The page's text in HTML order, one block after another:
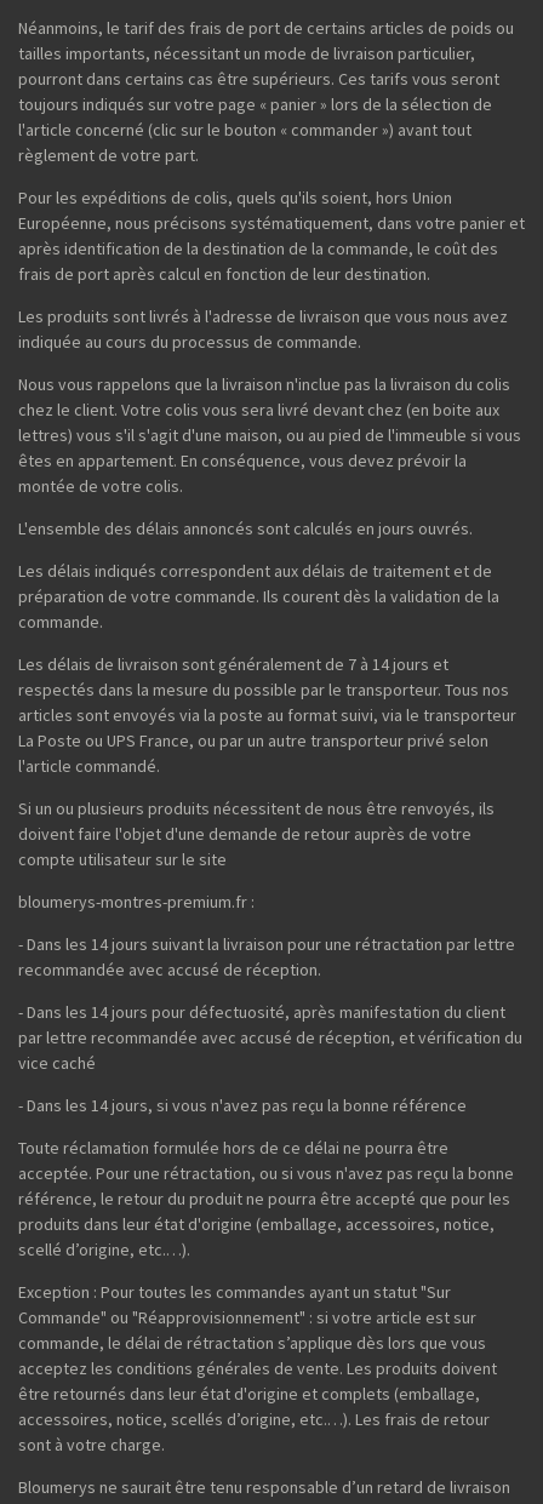
Néanmoins, le tarif des frais de port de certains articles de poids ou
tailles importants, nécessitant un mode de livraison particulier,
pourront dans certains cas être supérieurs. Ces tarifs vous seront
toujours indiqués sur votre page « panier » lors de la sélection de
l'article concerné (clic sur le bouton « commander ») avant tout
règlement de votre part.
Pour les expéditions de colis, quels qu'ils soient, hors Union
Européenne, nous précisons systématiquement, dans votre panier et
après identification de la destination de la commande, le coût des
frais de port après calcul en fonction de leur destination.
Les produits sont livrés à l'adresse de livraison que vous nous avez
indiquée au cours du processus de commande.
Nous vous rappelons que la livraison n'inclue pas la livraison du colis
chez le client. Votre colis vous sera livré devant chez (en boite aux
lettres) vous s'il s'agit d'une maison, ou au pied de l'immeuble si vous
êtes en appartement. En conséquence, vous devez prévoir la
montée de votre colis.
L'ensemble des délais annoncés sont calculés en jours ouvrés.
Les délais indiqués correspondent aux délais de traitement et de
préparation de votre commande. Ils courent dès la validation de la
commande.
Les délais de livraison sont généralement de 7 à 14 jours et
respectés dans la mesure du possible par le transporteur. Tous nos
articles sont envoyés via la poste au format suivi, via le transporteur
La Poste ou UPS France, ou par un autre transporteur privé selon
l'article commandé.
Si un ou plusieurs produits nécessitent de nous être renvoyés, ils
doivent faire l'objet d'une demande de retour auprès de votre
compte utilisateur sur le site
bloumerys-montres-premium.fr :
- Dans les 14 jours suivant la livraison pour une rétractation par lettre
recommandée avec accusé de réception.
- Dans les 14 jours pour défectuosité, après manifestation du client
par lettre recommandée avec accusé de réception, et vérification du
vice caché
- Dans les 14 jours, si vous n'avez pas reçu la bonne référence
Toute réclamation formulée hors de ce délai ne pourra être
acceptée. Pour une rétractation, ou si vous n'avez pas reçu la bonne
référence, le retour du produit ne pourra être accepté que pour les
produits dans leur état d'origine (emballage, accessoires, notice,
scellé d’origine, etc.…).
Exception : Pour toutes les commandes ayant un statut "Sur
Commande" ou "Réapprovisionnement" : si votre article est sur
commande, le délai de rétractation s’applique dès lors que vous
acceptez les conditions générales de vente. Les produits doivent
être retournés dans leur état d'origine et complets (emballage,
accessoires, notice, scellés d’origine, etc.…). Les frais de retour
sont à votre charge.
Bloumerys ne saurait être tenu responsable d’un retard de livraison